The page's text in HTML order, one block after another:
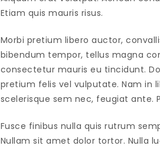
Etiam quis mauris risus.
Morbi pretium libero auctor,
bibendum tempor, tellus magna
consectetur mauris eu tincidunt.
pretium felis vel vulputate. Nam in
scelerisque sem nec, feugiat ante.
Fusce finibus nulla quis rutrum
Nullam sit amet dolor tortor. Nulla